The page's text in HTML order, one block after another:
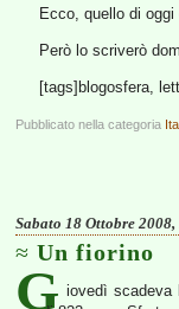
Ecco, quello di
Però lo scriverò
[tags]blogosfera,
Pubblicato nella categoria
Sabato 18 Ottobre 2008,
Un fiorino
G iovedì scadeva